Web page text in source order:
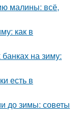
малины: всё,
как в
на зиму:
есть в
до зимы: советы